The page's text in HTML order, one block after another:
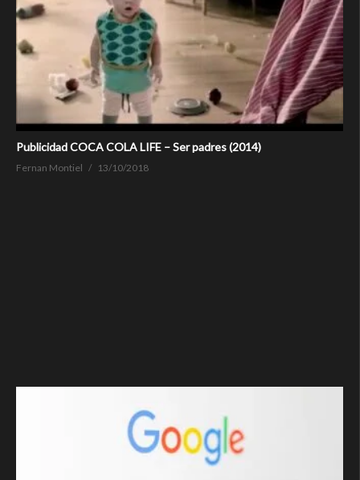
Publicidad COCA COLA LIFE – Ser padres (2014)
Fernan Montiel 13/10/2018